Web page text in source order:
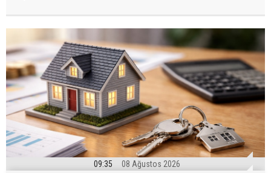
09:35 08 Ağustos 2026